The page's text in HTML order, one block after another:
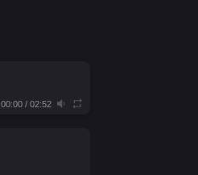
00:00/ 02:52